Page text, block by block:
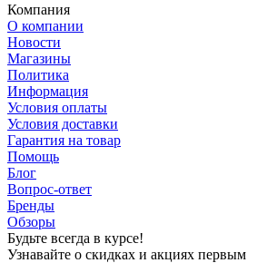
Компания
О компании
Новости
Магазины
Политика
Информация
Условия оплаты
Условия доставки
Гарантия на товар
Помощь
Блог
Вопрос-ответ
Бренды
Обзоры
Будьте всегда в курсе!
Узнавайте о скидках и акциях первым